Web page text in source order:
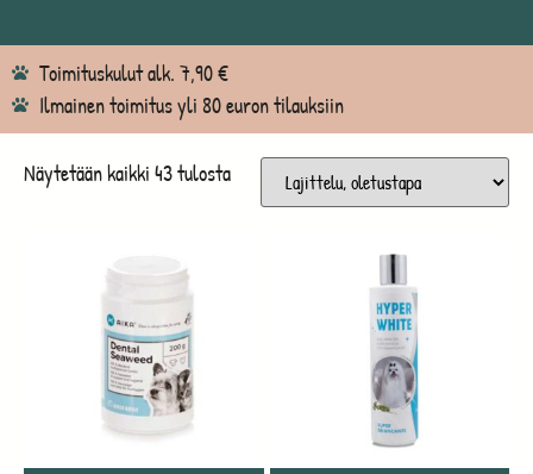
Toimituskulut alk. 7,90 €
Ilmainen toimitus yli 80 euron tilauksiin
Näytetään kaikki 43 tulosta